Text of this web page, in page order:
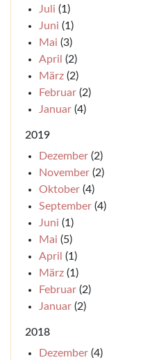
Juli (1)
Juni (1)
Mai (3)
April (2)
März (2)
Februar (2)
Januar (4)
2019
Dezember (2)
November (2)
Oktober (4)
September (4)
Juni (1)
Mai (5)
April (1)
März (1)
Februar (2)
Januar (2)
2018
Dezember (4)